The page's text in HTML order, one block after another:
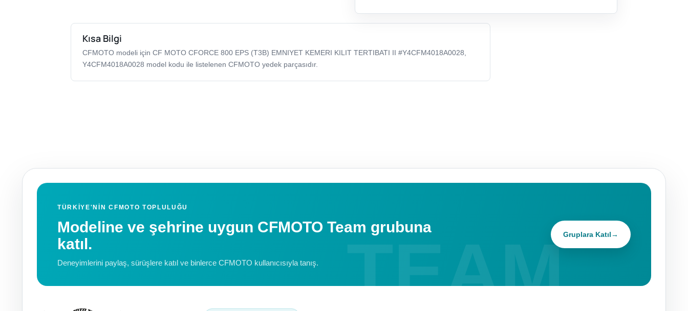
Kısa Bilgi
CFMOTO modeli için CF MOTO CFORCE 800 EPS (T3B) EMNIYET KEMERI KILIT TERTIBATI II #Y4CFM4018A0028,
Y4CFM4018A0028 model kodu ile listelenen CFMOTO yedek parçasıdır.
TÜRKIYE'NIN CFMOTO TOPLULUĞU
Modeline ve şehrine uygun CFMOTO Team grubuna
katıl.
Deneyimlerini paylaş, sürüşlere katıl ve binlerce CFMOTO kullanıcısıyla tanış.
Gruplara Katıl→